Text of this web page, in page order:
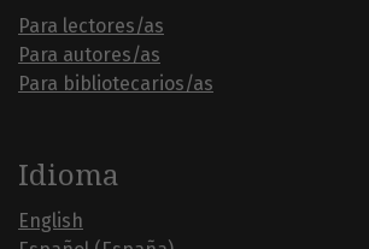
Para lectores/as
Para autores/as
Para bibliotecarios/as
Idioma
English